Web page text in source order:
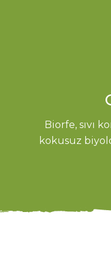
Biorfe, sıvı
kokusuz